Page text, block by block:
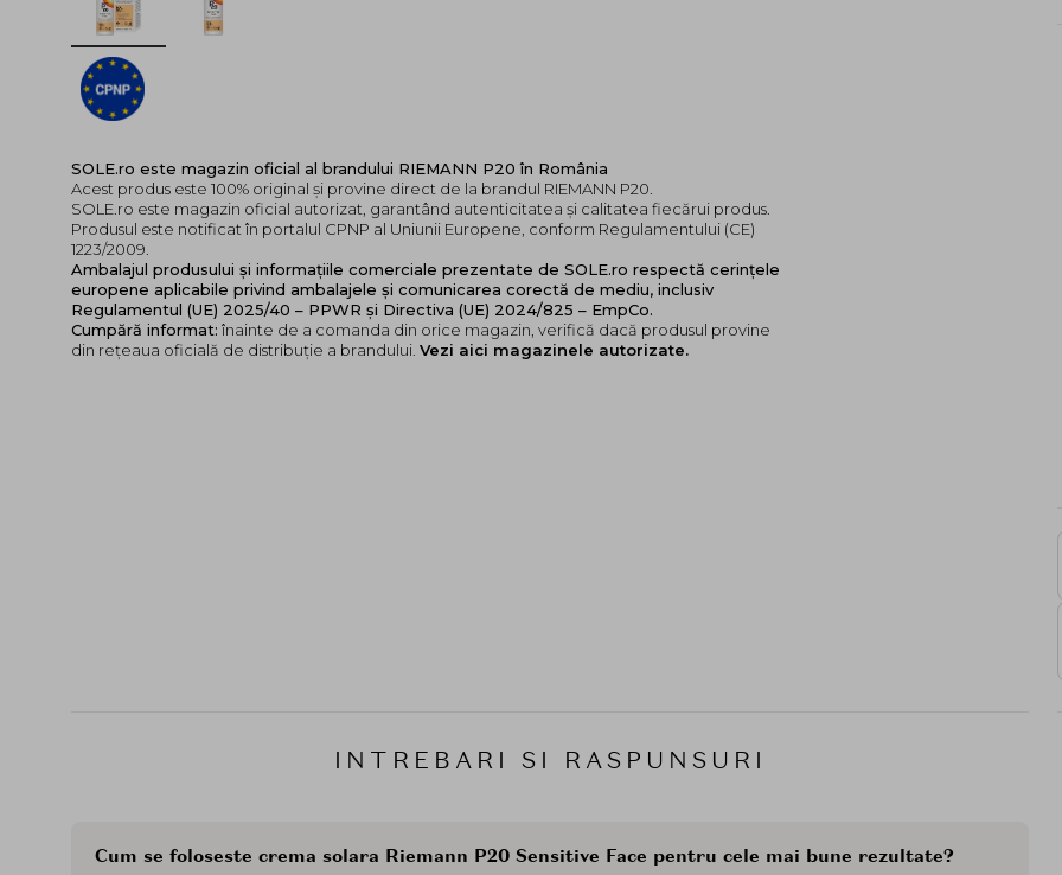
SOLE.ro este magazin oficial al brandului RIEMANN P20 în România
Acest produs este 100% original și provine direct de la brandul RIEMANN P20.
SOLE.ro este magazin oficial autorizat, garantând autenticitatea și calitatea fiecărui produs.
Produsul este notificat în portalul CPNP al Uniunii Europene, conform Regulamentului (CE)
1223/2009.
Ambalajul produsului și informațiile comerciale prezentate de SOLE.ro respectă cerințele
europene aplicabile privind ambalajele și comunicarea corectă de mediu, inclusiv
Regulamentul (UE) 2025/40 – PPWR și Directiva (UE) 2024/825 – EmpCo.
Cumpără informat: înainte de a comanda din orice magazin, verifică dacă produsul provine
din rețeaua oficială de distribuție a brandului. Vezi aici magazinele autorizate.
INTREBARI SI RASPUNSURI
Cum se foloseste crema solara Riemann P20 Sensitive Face pentru cele mai bune rezultate?